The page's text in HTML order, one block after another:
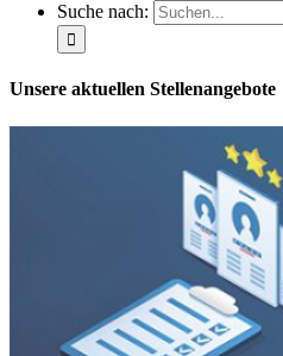
Suche nach:
Unsere aktuellen Stellenangebote